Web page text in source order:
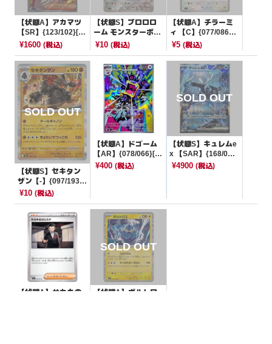
【状態A】アカマツ
【SR】{123/102}[S
V7]
¥1600 (税込)
【状態S】ブロロロ
ーム モンスターボー
ルミラー【-】{115/1
¥10(税込)
【状態A】チラーミ
ィ 【C】{077/086}
[SV11B]
¥5 (税込)
【状態S】セキタン
ザン【-】{097/193}
[M2a]
¥10 (税込)
【状態A】ドゴーム
【AR】{078/066}[S
V4K]
¥400(税込)
【状態S】キュレムe
x 【SAR】{168/08
6}[SV11B]
¥4900 (税込)
【状態A】サカキの
【状態A】ボルトロ